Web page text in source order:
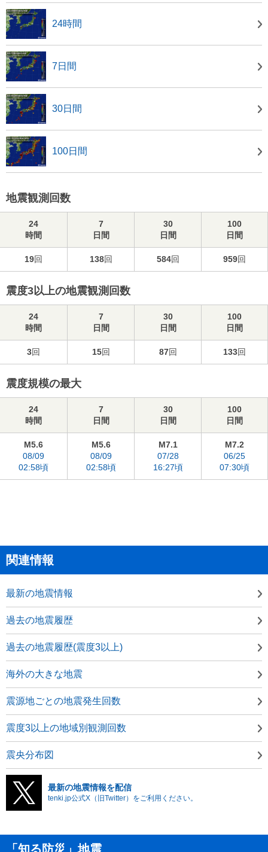
24時間
7日間
30日間
100日間
地震観測回数
24
時間
7
日間
30
日間
100
日間
19回 138回 584回 959回
震度3以上の地震観測回数
24
時間
7
日間
30
日間
100
日間
3回 15回 87回 133回
震度規模の最大
24
時間
7
日間
30
日間
100
日間
M5.6
08/09
02:58頃
M5.6
08/09
02:58頃
M7.1
07/28
16:27頃
M7.2
06/25
07:30頃
関連情報
最新の地震情報
過去の地震履歴
過去の地震履歴(震度3以上)
海外の大きな地震
震源地ごとの地震発生回数
震度3以上の地域別観測回数
震央分布図
最新の地震情報を配信
tenki.jp公式X（旧Twitter）をご利用ください。
「知る防災」地震